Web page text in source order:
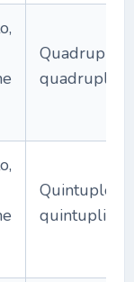
Quadruplo,
quadruplice
Quintuplo,
quintuplice